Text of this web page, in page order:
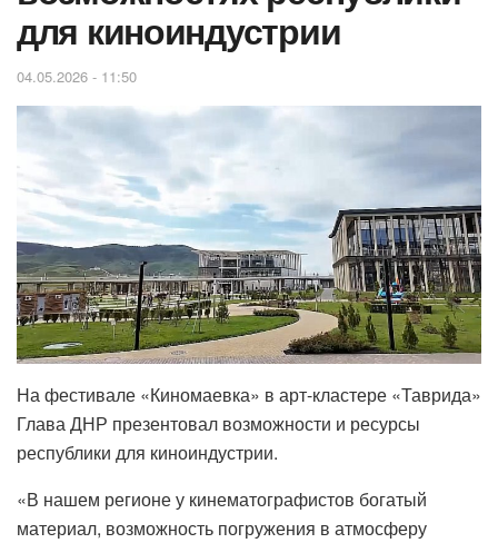
для киноиндустрии
04.05.2026 - 11:50
На фестивале «Киномаевка» в арт-кластере «Таврида»
Глава ДНР презентовал возможности и ресурсы
республики для киноиндустрии.
«В нашем регионе у кинематографистов богатый
материал, возможность погружения в атмосферу